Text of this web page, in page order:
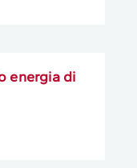
energia di